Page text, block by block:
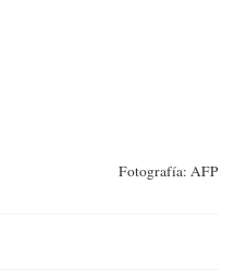
Fotografía: AFP